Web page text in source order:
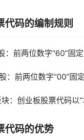
码的编制规则
：前两位数字“60”固
：前两位数字“00”固
：创业板股票代码以
代码的优势